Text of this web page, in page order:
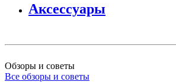
Аксессуары
Обзоры и советы
Все обзоры и советы